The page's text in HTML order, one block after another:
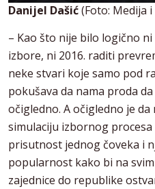
Danijel Dašić(Foto: Medija
– Kao što nije bilo logično
izbore, ni 2016. raditi
neke stvari koje samo pod
pokušava da nama proda
očigledno. A očigledno je
simulaciju izbornog
prisutnost jednog čoveka i
popularnost kako bi na
zajednice do republike